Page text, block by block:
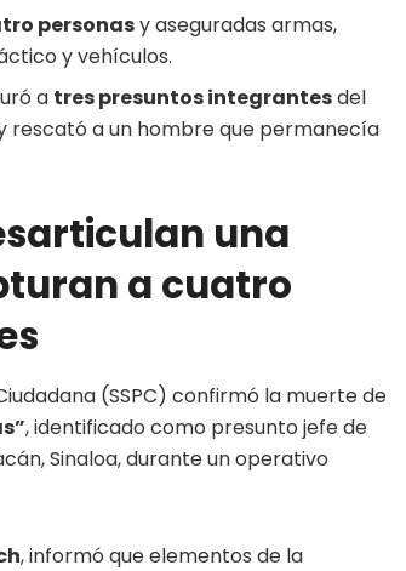
personasy aseguradas armas,
y vehículos.
a tres presuntos integrantesdel
rescató a un hombre que permanecía
una
a cuatro
(SSPC) confirmó la muerte de
, identificado como presunto jefe de
Sinaloa, durante un operativo
, informó que elementos de la